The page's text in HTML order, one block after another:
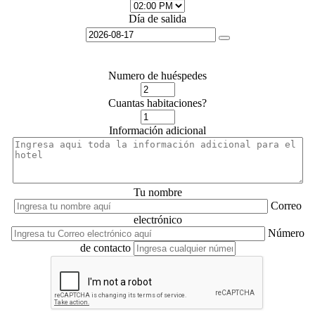
Día de salida
Numero de huéspedes
Cuantas habitaciones?
Información adicional
Tu nombre
Correo
electrónico
Número
de contacto